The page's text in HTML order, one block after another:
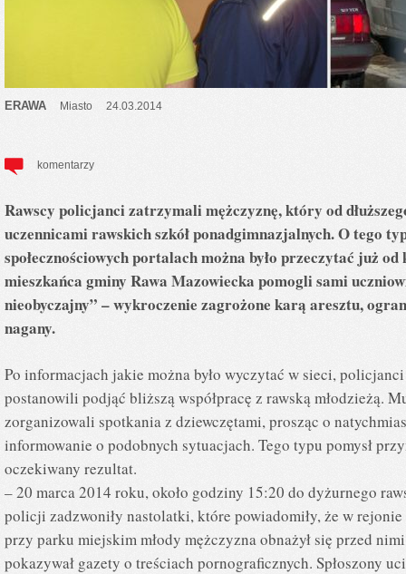
ERAWA Miasto 24.03.2014
komentarzy
Rawscy policjanci zatrzymali mężczyznę, który od
uczennicami rawskich szkół ponadgimnazjalnych. O tego
społecznościowych portalach można było przeczytać już
mieszkańca gminy Rawa Mazowiecka pomogli sami
nieobyczajny” – wykroczenie zagrożone karą aresztu,
nagany.
Po informacjach jakie można było wyczytać w sieci, policjanci
postanowili podjąć bliższą współpracę z rawską młodzieżą.
zorganizowali spotkania z dziewczętami, prosząc o
informowanie o podobnych sytuacjach. Tego typu pomysł
oczekiwany rezultat.
– 20 marca 2014 roku, około godziny 15:20 do dyżurnego
policji zadzwoniły nastolatki, które powiadomiły, że w rejonie
przy parku miejskim młody mężczyzna obnażył się przed
pokazywał gazety o treściach pornograficznych. Spłoszony